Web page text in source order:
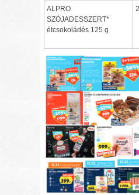
ALPRO
SZÓJADESSZERT*
étcsokoládés 125 g